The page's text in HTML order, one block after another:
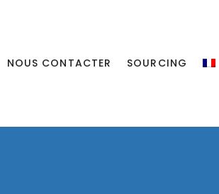
NOUS CONTACTER SOURCING